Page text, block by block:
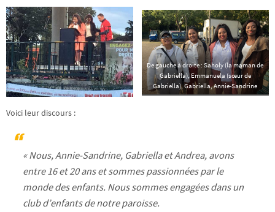
De gauche à droite : Saholy (la maman de
Gabriella), Emmanuela (sœur de
Gabriella), Gabriella, Annie-Sandrine
Voici leur discours :
« Nous, Annie-Sandrine, Gabriella et Andrea, avons
entre 16 et 20 ans et sommes passionnées par le
monde des enfants. Nous sommes engagées dans un
club d’enfants de notre paroisse.